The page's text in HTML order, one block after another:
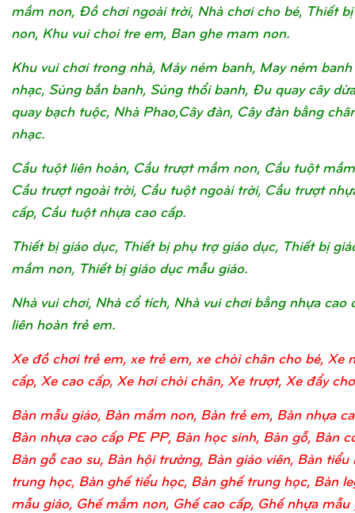
mầm non, Đồ chơi ngoài trời, Nhà chơi cho bé, Thiết
non, Khu vui choi tre em, Ban ghe mam non.
Khu vui chơi trong nhà, Máy ném banh, May ném
nhạc, Súng bắn banh, Súng thổi banh, Đu quay cây
quay bạch tuộc, Nhà Phao,Cây đàn, Cây đàn bằng
nhạc.
Cầu tuột liên hoàn, Cầu trượt mầm non, Cầu tuột
Cầu trượt ngoài trời, Cầu tuột ngoài trời, Cầu trượt
cấp, Cầu tuột nhựa cao cấp.
Thiết bị giáo dục, Thiết bị phụ trợ giáo dục, Thiết bị
mầm non, Thiết bị giáo dục mẫu giáo.
Nhà vui chơi, Nhà cổ tích, Nhà vui chơi bằng nhựa cao
liên hoàn trẻ em.
Xe đồ chơi trẻ em, xe trẻ em, xe chòi chân cho bé, Xe
cấp, Xe cao cấp, Xe hơi chòi chân, Xe trượt, Xe đẩy
Bàn mẫu giáo, Bàn mầm non, Bàn trẻ em, Bàn nhựa
Bàn nhựa cao cấp PE PP, Bàn học sinh, Bàn gỗ, Bàn
Bàn gỗ cao su, Bàn hội trường, Bàn giáo viên, Bàn tiểu
trung học, Bàn ghế tiểu học, Bàn ghế trung học, Bàn
mẫu giáo, Ghế mầm non, Ghế cao cấp, Ghế nhựa mẫu